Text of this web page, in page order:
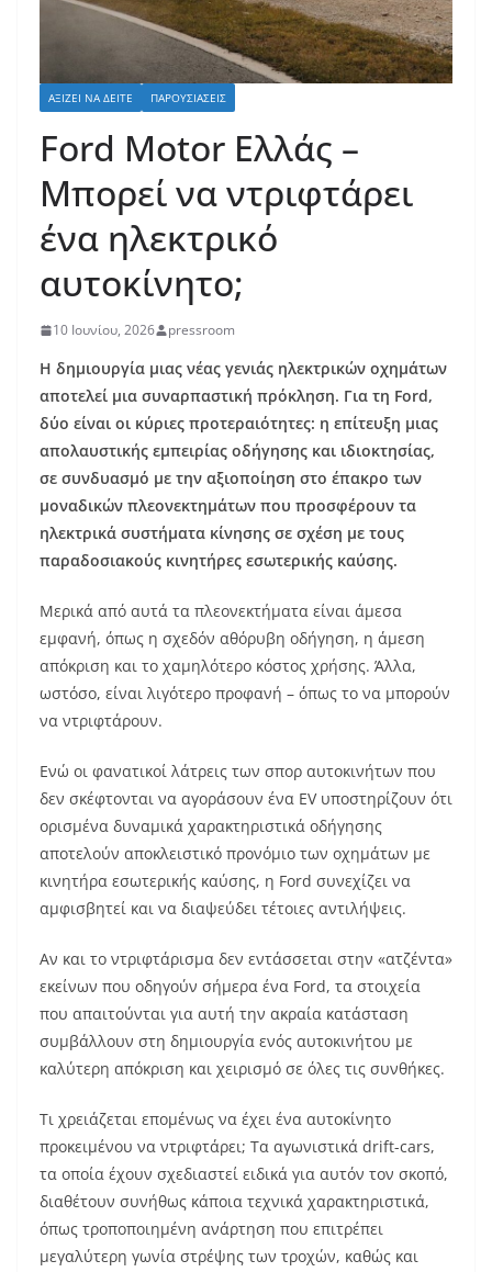
ΑΞΊΖΕΙ ΝΑ ΔΕΊΤΕ ΠΑΡΟΥΣΙΆΣΕΙΣ
Ford Motor Ελλάς –
Μπορεί να ντριφτάρει
ένα ηλεκτρικό
αυτοκίνητο;
10 Ιουνίου, 2026 pressroom
Η δημιουργία μιας νέας γενιάς ηλεκτρικών οχημάτων
αποτελεί μια συναρπαστική πρόκληση. Για τη Ford,
δύο είναι οι κύριες προτεραιότητες: η επίτευξη μιας
απολαυστικής εμπειρίας οδήγησης και ιδιοκτησίας,
σε συνδυασμό με την αξιοποίηση στο έπακρο των
μοναδικών πλεονεκτημάτων που προσφέρουν τα
ηλεκτρικά συστήματα κίνησης σε σχέση με τους
παραδοσιακούς κινητήρες εσωτερικής καύσης.
Μερικά από αυτά τα πλεονεκτήματα είναι άμεσα
εμφανή, όπως η σχεδόν αθόρυβη οδήγηση, η άμεση
απόκριση και το χαμηλότερο κόστος χρήσης. Άλλα,
ωστόσο, είναι λιγότερο προφανή – όπως το να μπορούν
να ντριφτάρουν.
Ενώ οι φανατικοί λάτρεις των σπορ αυτοκινήτων που
δεν σκέφτονται να αγοράσουν ένα EV υποστηρίζουν ότι
ορισμένα δυναμικά χαρακτηριστικά οδήγησης
αποτελούν αποκλειστικό προνόμιο των οχημάτων με
κινητήρα εσωτερικής καύσης, η Ford συνεχίζει να
αμφισβητεί και να διαψεύδει τέτοιες αντιλήψεις.
Αν και το ντριφτάρισμα δεν εντάσσεται στην «ατζέντα»
εκείνων που οδηγούν σήμερα ένα Ford, τα στοιχεία
που απαιτούνται για αυτή την ακραία κατάσταση
συμβάλλουν στη δημιουργία ενός αυτοκινήτου με
καλύτερη απόκριση και χειρισμό σε όλες τις συνθήκες.
Τι χρειάζεται επομένως να έχει ένα αυτοκίνητο
προκειμένου να ντριφτάρει; Τα αγωνιστικά drift-cars,
τα οποία έχουν σχεδιαστεί ειδικά για αυτόν τον σκοπό,
διαθέτουν συνήθως κάποια τεχνικά χαρακτηριστικά,
όπως τροποποιημένη ανάρτηση που επιτρέπει
μεγαλύτερη γωνία στρέψης των τροχών, καθώς και